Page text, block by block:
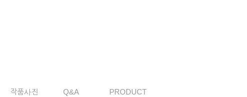
작품사진 Q&A PRODUCT